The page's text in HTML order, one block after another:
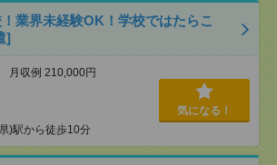
業界未経験OK！学校ではたらこ
]
月収例 210,000円
)駅から徒歩10分
気になる！